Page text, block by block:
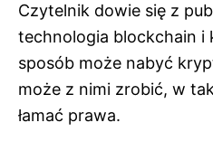
Czytelnik dowie się z
technologia blockchain i
sposób może nabyć
może z nimi zrobić, w
łamać prawa.